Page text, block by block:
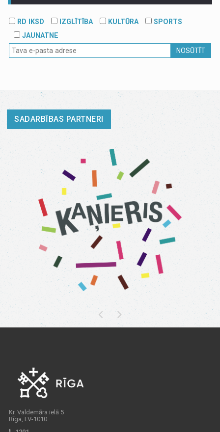
RD IKSD IZGLĪTĪBA KULTŪRA
SPORTS
JAUNATNE
NOSŪTĪT
SADARBĪBAS PARTNERI
Kr. Valdemāra ielā 5
Rīga, LV-1010